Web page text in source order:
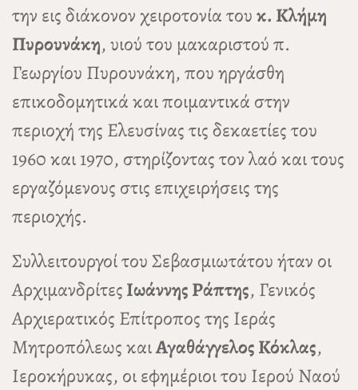
την εις διάκονον χειροτονία τουκ. Κλήμη
Πυρουνάκη, υιού του μακαριστού π.
Γεωργίου Πυρουνάκη, που ηργάσθη
επικοδομητικά και ποιμαντικά στην
περιοχή της Ελευσίνας τις δεκαετίες του
1960 και 1970, στηρίζοντας τον λαό και τους
εργαζόμενους στις επιχειρήσεις της
περιοχής.
Συλλειτουργοί του Σεβασμιωτάτου ήταν οι
ΑρχιμανδρίτεςΙωάννης Ράπτης, Γενικός
Αρχιερατικός Επίτροπος της Ιεράς
Μητροπόλεως καιΑγαθάγγελος Κόκλας,
Ιεροκήρυκας, οι εφημέριοι του Ιερού Ναού